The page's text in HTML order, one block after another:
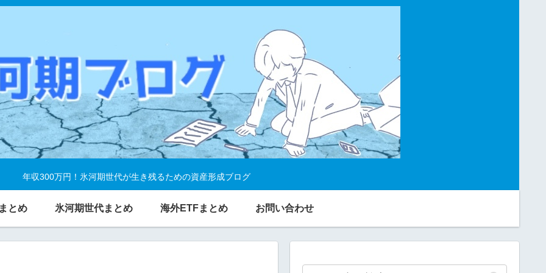
年収300万円！氷河期世代が生き残るための資産形成ブログ
とめ 氷河期世代まとめ 海外ETFまとめ お問い合わせ